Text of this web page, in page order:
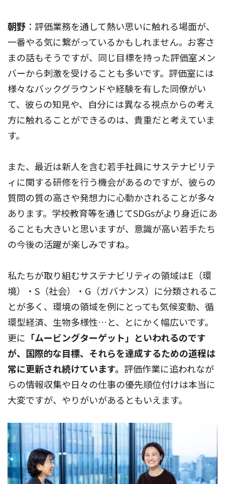
朝野 ：評価業務を通して熱い思いに触れる場面が、
一番やる気に繋がっているかもしれません。お客さ
まの話もそうですが、同じ目標を持った評価室メン
バーから刺激を受けることも多いです。評価室には
様々なバックグラウンドや経験を有した同僚がい
て、彼らの知見や、自分には異なる視点からの考え
方に触れることができるのは、貴重だと考えていま
す。
また、最近は新人を含む若手社員にサステナビリテ
ィに関する研修を行う機会があるのですが、彼らの
質問の質の高さや発想力に心動かされることが多々
あります。学校教育等を通じてSDGsがより身近にあ
ることも大きいと思いますが、意識が高い若手たち
の今後の活躍が楽しみですね。
私たちが取り組むサステナビリティの領域はE（環
境）・S（社会）・G（ガバナンス）に分類されるこ
とが多く、環境の領域を例にとっても気候変動、循
環型経済、生物多様性…と、とにかく幅広いです。
更に 「ムービングターゲット」といわれるのです
が、国際的な目標、それらを達成するための道程は
常に更新され続けています。 評価作業に追われなが
らの情報収集や日々の仕事の優先順位付けは本当に
大変ですが、やりがいがあるともいえます。